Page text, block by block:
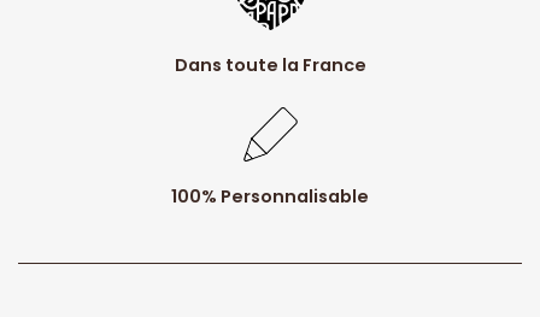
Dans toute la France
100% Personnalisable